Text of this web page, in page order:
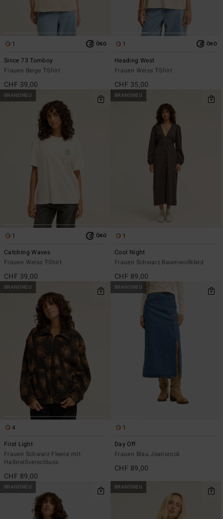
1 ÖKO
Since 73 Tomboy
Frauen Beige T-Shirt
CHF 39,00
1 ÖKO
Heading West
Frauen Weiss T-Shirt
CHF 35,00
BRANDNEU
1 ÖKO
Catching Waves
Frauen Weiss T-Shirt
CHF 39,00
BRANDNEU
1
Cool Night
Frauen Schwarz Baumwollkleid
CHF 89,00
BRANDNEU
4
First Light
Frauen Schwarz Fleece mit
Halbreißverschluss
CHF 89,00
BRANDNEU
1
Day Off
Frauen Blau Jeansrock
CHF 89,00
BRANDNEU BRANDNEU